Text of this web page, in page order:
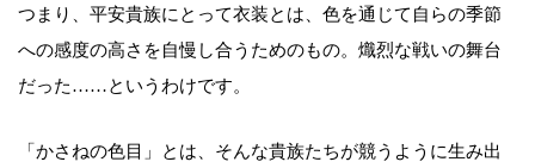
つまり、平安貴族にとって衣装とは、色を通じて自らの季節
への感度の高さを自慢し合うためのもの。熾烈な戦いの舞台
だった……というわけです。
「かさねの色目」とは、そんな貴族たちが競うように生み出